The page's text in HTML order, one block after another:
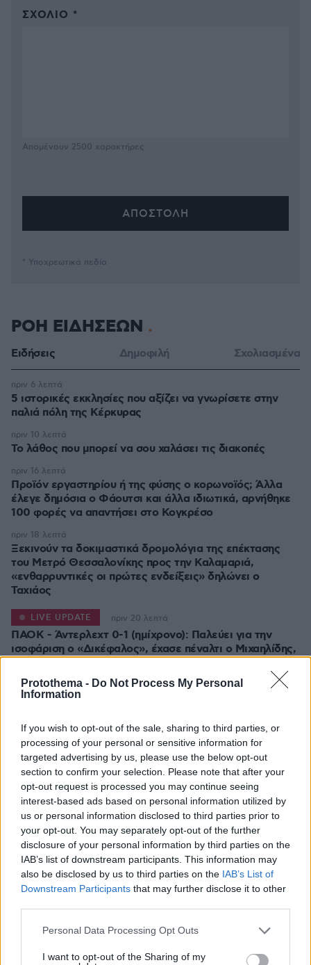
Protothema - Do Not Process My Personal
Information
If you wish to opt-out of the sale, sharing to third parties, or
processing of your personal or sensitive information for
targeted advertising by us, please use the below opt-out
section to confirm your selection. Please note that after your
opt-out request is processed you may continue seeing
interest-based ads based on personal information utilized by
us or personal information disclosed to third parties prior to
your opt-out. You may separately opt-out of the further
disclosure of your personal information by third parties on the
IAB’s list of downstream participants. This information may
also be disclosed by us to third parties on the IAB’s List of
Downstream Participants that may further disclose it to other
Please note that this website/app uses one or more Google
not limited to your visit or usage behaviour. You may click to
Personal Data Processing Opt Outs
I want to opt-out of the Sharing of my
ΣΧΌΛΙΟ *
Απομένουν 2500 χαρακτήρες
* Υποχρεωτικά πεδία
ΡΟΗ ΕΙΔΗΣΕΩΝ
Ειδήσεις Δημοφιλή Σχολιασμένα
5 ιστορικές εκκλησίες που αξίζει να γνωρίσετε στην
παλιά πόλη της Κέρκυρας
πριν 6 λεπτά
Το λάθος που μπορεί να σου χαλάσει τις διακοπές
πριν 10 λεπτά
Προϊόν εργαστηρίου ή της φύσης ο κορωνοϊός; Άλλα
έλεγε δημόσια ο Φάουτσι και άλλα ιδιωτικά, αρνήθηκε
100 φορές να απαντήσει στο Κογκρέσο
πριν 16 λεπτά
Ξεκινούν τα δοκιμαστικά δρομολόγια της επέκτασης
του Μετρό Θεσσαλονίκης προς την Καλαμαριά,
«ενθαρρυντικές οι πρώτες ενδείξεις» δηλώνει ο
Ταχιάος
πριν 18 λεπτά
ΠΑΟΚ - Άντερλεχτ 0-1 (ημίχρονο): Παλεύει για την
ισοφάριση ο «Δικέφαλος», έχασε πέναλτι ο Μιχαηλίδης,
LIVE UPDATE πριν 20 λεπτά
Για πάντα στη Ρεάλ Μαδρίτης ο Βινίσιους: Yπέγραψε
πριν 23 λεπτά
Σφουγγάτο: 8 τρόποι να το φτιάξουμε – Από το πιο
απλό μέχρι το πιο πλούσιο
πριν 26 λεπτά
Ποιες είναι οι ομοιότητες και οι διαφορές ανάμεσα στις
μέλισσες και τις σφήκες
πριν 26 λεπτά
Σαλάχ: Αποθεώθηκε από 25.000 φίλους της
Τραμπζονσπόρ στο «Papara Park», βίντεο και
φωτογραφίες
πριν 32 λεπτά
Πώς έγινε η τραγωδία με την νεκρή μητέρα στα Μάλια:
Βούτηξε για να βοηθήσει τη φίλη της και πνίγηκε, τα